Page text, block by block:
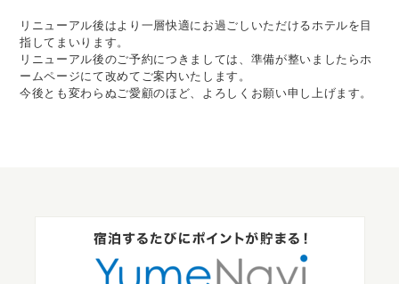
リニューアル後はより一層快適にお過ごしいただけるホテルを目
指してまいります。
リニューアル後のご予約につきましては、準備が整いましたらホ
ームページにて改めてご案内いたします。
今後とも変わらぬご愛顧のほど、よろしくお願い申し上げます。